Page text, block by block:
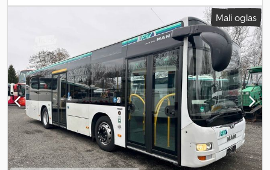
bela, kočnice:retarder, Oprema:ABS, elektronski program
stabilnosti (ESP), grejač za parkiranje, klima uređaj, Opšte *
Mercedes-Benz motor sa AdBlue * EURO VI * Automatski menjač
* 35 čvrstih/preklopnih sedišta * 68 mesta za stajanje Bezbednost
* ABS-ESP-EBS * Multifunkcionalni volan Unutrašnjost *
Stacionarno grejanje * Klima uređaj sa kompresorom * Mikrofon
za vozača * Mesto za dečja/invalidska kolica kod vrata II *
Preklopna rampa za invalidska kolica * Tasteri za zahtev
zaustavljanja * Unutrašnji displej napred Chedpfszd I Hqox Anqea
* Blagajna integrisana u vozačeva vrata Spoljašnost * Matrix
MobiTec oko celog vozila * Vrata I i II – dvostruka, unutrašnje
zaokretna * Sistem za podizanje/spuštanje Kneeling * Digitalni
tahograf * Sunđer za zaštitu od sunca * Električno podesivi
Mali oglas